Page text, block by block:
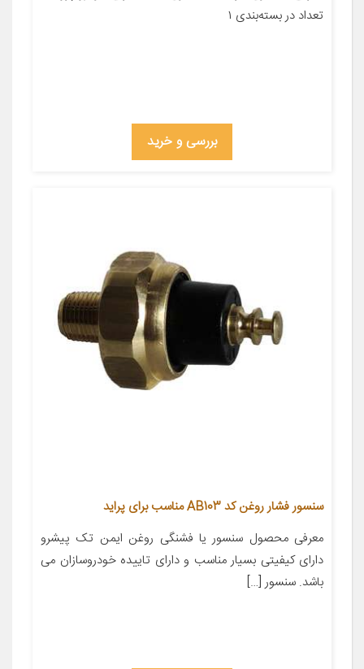
تعداد در بسته‌بندی ۱
بررسی و خرید
سنسور فشار روغن کد AB103 مناسب برای پراید
معرفی محصول سنسور یا فشنگی روغن ایمن تک پیشرو
دارای کیفیتی بسیار مناسب و دارای تاییده خودروسازان می
باشد. سنسور […]